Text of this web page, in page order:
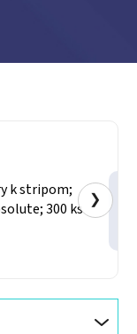
k stripom;
300 ks ❯